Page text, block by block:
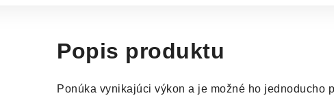
Popis produktu
Ponúka vynikajúci výkon a je možné ho jednoducho